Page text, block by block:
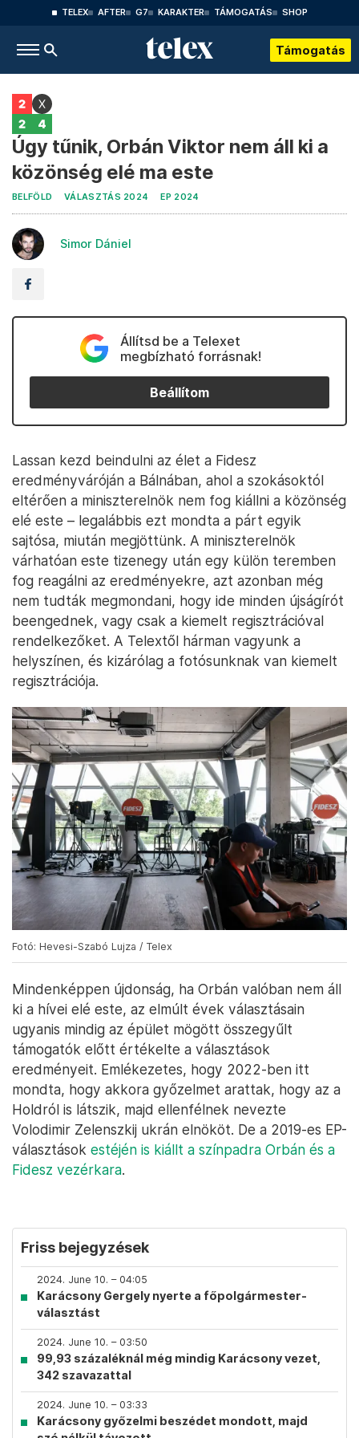
TELEX AFTER G7 KARAKTER TÁMOGATÁS SHOP
Támogatás
Úgy tűnik, Orbán Viktor nem áll ki a
közönség elé ma este
BELFÖLD VÁLASZTÁS 2024 EP 2024
Simor Dániel
Állítsd be a Telexet
megbízható forrásnak!
Beállítom
Lassan kezd beindulni az élet a Fidesz
eredményváróján a Bálnában, ahol a szokásoktól
eltérően a miniszterelnök nem fog kiállni a közönség
elé este – legalábbis ezt mondta a párt egyik
sajtósa, miután megjöttünk. A miniszterelnök
várhatóan este tizenegy után egy külön teremben
fog reagálni az eredményekre, azt azonban még
nem tudták megmondani, hogy ide minden újságírót
beengednek, vagy csak a kiemelt regisztrációval
rendelkezőket. A Telextől hárman vagyunk a
helyszínen, és kizárólag a fotósunknak van kiemelt
regisztrációja.
Fotó: Hevesi-Szabó Lujza / Telex
Mindenképpen újdonság, ha Orbán valóban nem áll
ki a hívei elé este, az elmúlt évek választásain
ugyanis mindig az épület mögött összegyűlt
támogatók előtt értékelte a választások
eredményeit. Emlékezetes, hogy 2022-ben itt
mondta, hogy akkora győzelmet arattak, hogy az a
Holdról is látszik, majd ellenfélnek nevezte
Volodimir Zelenszkij ukrán elnököt. De a 2019-es EP-
választások estéjén is kiállt a színpadra Orbán és a
Fidesz vezérkara.
Friss bejegyzések
2024. June 10. – 04:05
Karácsony Gergely nyerte a főpolgármester-
választást
2024. June 10. – 03:50
99,93 százaléknál még mindig Karácsony vezet,
342 szavazattal
2024. June 10. – 03:33
Karácsony győzelmi beszédet mondott, majd